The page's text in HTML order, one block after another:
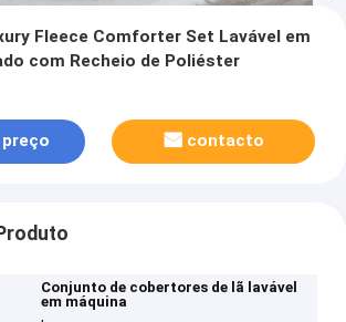
Fleece Comforter Set Lavável em
com Recheio de Poliéster
contacto
Conjunto de cobertores de lã lavável
em máquina
,